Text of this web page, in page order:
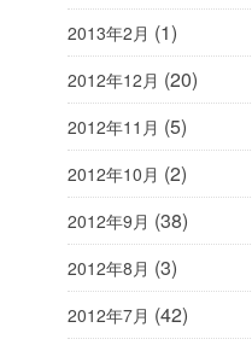
2013年2月 (1)
2012年12月 (20)
2012年11月 (5)
2012年10月 (2)
2012年9月 (38)
2012年8月 (3)
2012年7月 (42)